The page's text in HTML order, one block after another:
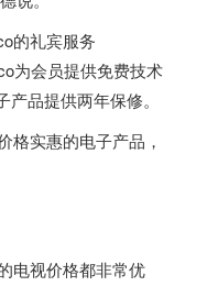
的礼宾服务
为会员提供免费技术
品提供两年保修。
格实惠的电子产品，
电视价格都非常优